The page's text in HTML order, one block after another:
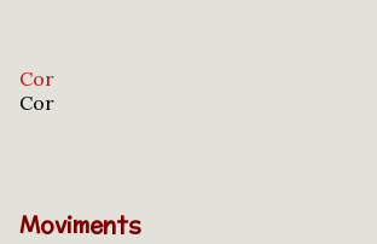
Cor
Cor
Moviments